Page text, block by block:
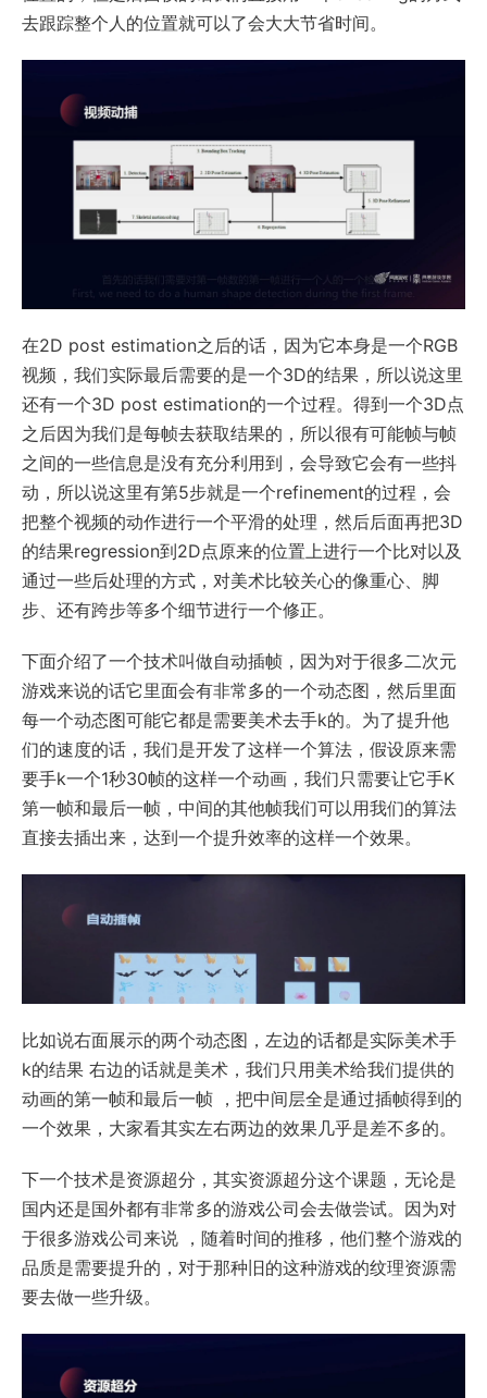
去跟踪整个人的位置就可以了会大大节省时间。
在2D post estimation之后的话，因为它本身是一个RGB
视频，我们实际最后需要的是一个3D的结果，所以说这里
还有一个3D post estimation的一个过程。得到一个3D点
之后因为我们是每帧去获取结果的，所以很有可能帧与帧
之间的一些信息是没有充分利用到，会导致它会有一些抖
动，所以说这里有第5步就是一个refinement的过程，会
把整个视频的动作进行一个平滑的处理，然后后面再把3D
的结果regression到2D点原来的位置上进行一个比对以及
通过一些后处理的方式，对美术比较关心的像重心、脚
步、还有跨步等多个细节进行一个修正。
下面介绍了一个技术叫做自动插帧，因为对于很多二次元
游戏来说的话它里面会有非常多的一个动态图，然后里面
每一个动态图可能它都是需要美术去手k的。为了提升他
们的速度的话，我们是开发了这样一个算法，假设原来需
要手k一个1秒30帧的这样一个动画，我们只需要让它手K
第一帧和最后一帧，中间的其他帧我们可以用我们的算法
直接去插出来，达到一个提升效率的这样一个效果。
比如说右面展示的两个动态图，左边的话都是实际美术手
k的结果 右边的话就是美术，我们只用美术给我们提供的
动画的第一帧和最后一帧 ，把中间层全是通过插帧得到的
一个效果，大家看其实左右两边的效果几乎是差不多的。
下一个技术是资源超分，其实资源超分这个课题，无论是
国内还是国外都有非常多的游戏公司会去做尝试。因为对
于很多游戏公司来说 ，随着时间的推移，他们整个游戏的
品质是需要提升的，对于那种旧的这种游戏的纹理资源需
要去做一些升级。